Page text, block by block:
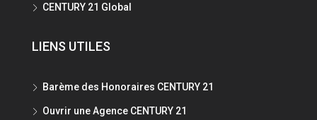
CENTURY 21 Global
LIENS UTILES
Barème des Honoraires CENTURY 21
Ouvrir une Agence CENTURY 21